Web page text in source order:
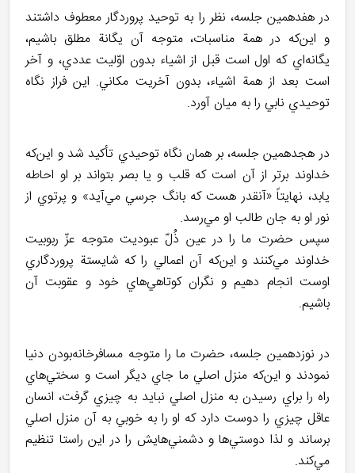
در هفدهمين جلسه، نظر را به توحيد پروردگار معطوف داشتند
و اين‌که در همة مناسبات، متوجه آن يگانة مطلق باشيم،
يگانه‌اي که اول است قبل از اشياء بدون اوّليت عددي، و آخر
است بعد از همة اشياء، بدون آخريت مکاني. اين فراز نگاه
توحيدي نابي را به ميان آورد.
در هجدهمين جلسه، بر همان نگاه توحيدي تأکيد شد و اين‌که
خداوند برتر از آن است که قلب و يا بصر بتواند بر او احاطه
يابد، نهايتاً «آنقدر هست که بانگ جرسي مي‌آيد» و پرتوي از
نور او به جان طالب او مي‌رسد.
سپس حضرت ما را در عين ذُلّ عبوديت متوجه عزّ ربوبيت
خداوند مي‌کنند و اين‌که آن اعمالي را که شايستة پروردگاري
اوست انجام دهيم و نگران کوتاهي‌هاي خود و عقوبت آن
باشيم.
در نوزدهمين جلسه، حضرت ما را متوجه مسافرخانه‌بودن دنيا
نمودند و اين‌که منزل اصلي ما جاي ديگر است و سختي‌هاي
راه را براي رسيدن به منزل اصلي نبايد به چيزي گرفت، انسان
عاقل چيزي را دوست دارد که او را به خوبي به آن منزل اصلي
برساند و لذا دوستي‌ها و دشمني‌هايش را در اين راستا تنظيم
مي‌کند.